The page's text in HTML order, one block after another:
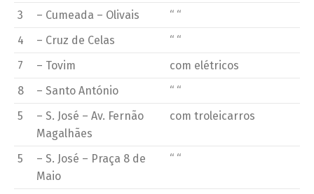
3
– Cumeada – Olivais
“ “
4
– Cruz de Celas
“ “
7
– Tovim
com elétricos
8
– Santo António
“ “
5
– S. José – Av. Fernão
Magalhães
com troleicarros
5
– S. José – Praça 8 de
Maio
“ “